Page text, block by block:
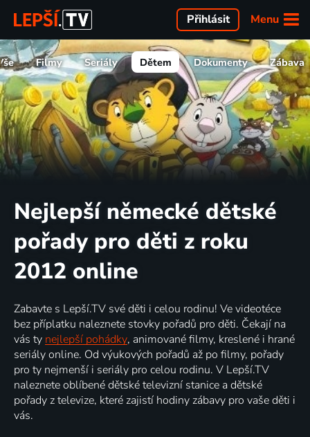
Menu
Přihlásit
Filmy Seriály Dětem Dokumenty Zábava
Nejlepší německé dětské
pořady pro děti z roku
2012 online
Zabavte s Lepší.TV své děti i celou rodinu! Ve videotéce
bez příplatku naleznete stovky pořadů pro děti. Čekají na
vás ty nejlepší pohádky, animované filmy, kreslené i hrané
seriály online. Od výukových pořadů až po filmy, pořady
pro ty nejmenší i seriály pro celou rodinu. V Lepší.TV
naleznete oblíbené dětské televizní stanice a dětské
pořady z televize, které zajistí hodiny zábavy pro vaše děti i
vás.